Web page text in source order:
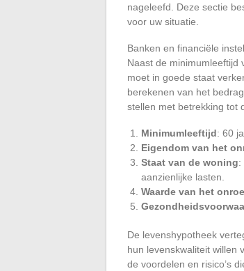
nageleefd. Deze sectie
voor uw situatie.
Banken en financiële
Naast de minimumleeftijd
moet in goede staat
berekenen van het
stellen met betrekking tot
Minimumleeftijd: 60
Eigendom van het
Staat van de woning:
aanzienlijke lasten.
Waarde van het
De levenshypotheek
hun levenskwaliteit willen
de voordelen en risico’s